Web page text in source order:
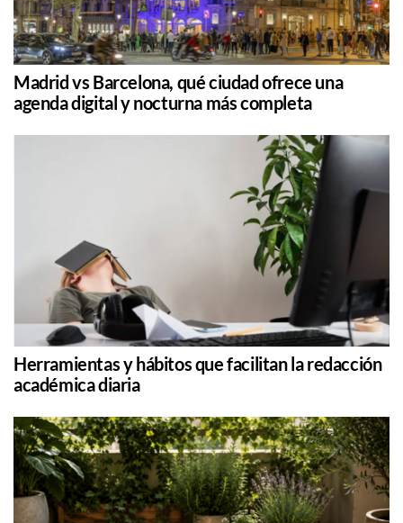
Madrid vs Barcelona, qué ciudad ofrece una
agenda digital y nocturna más completa
Herramientas y hábitos que facilitan la redacción
académica diaria